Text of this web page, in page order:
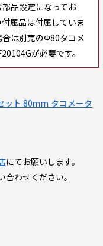
品設定になってお
属品は付属していま
は別売のΦ80タコメ
が必要です。
ット 80ｍｍ タコメータ
にてお願いします。
合わせください。